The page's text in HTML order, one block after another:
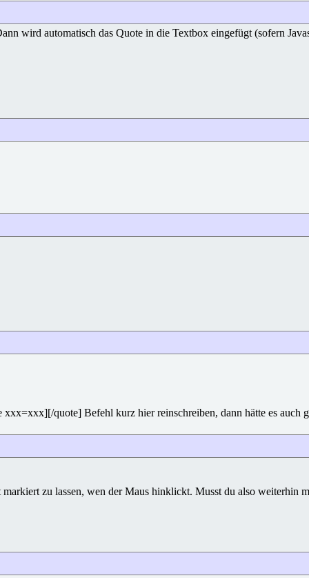
wird automatisch das Quote in die Textbox eingefügt (sofern
quote] Befehl kurz hier reinschreiben, dann hätte es auch
zu lassen, wen der Maus hinklickt. Musst du also weiterhin